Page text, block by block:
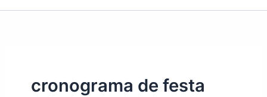
cronograma de festa